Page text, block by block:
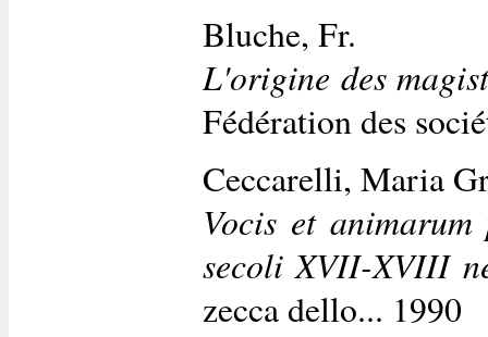
Bluche, Fr.
L'origine des
Fédération des
Ceccarelli, Maria
Vocis et
secoli XVII-XVIII
zecca dello... 1990